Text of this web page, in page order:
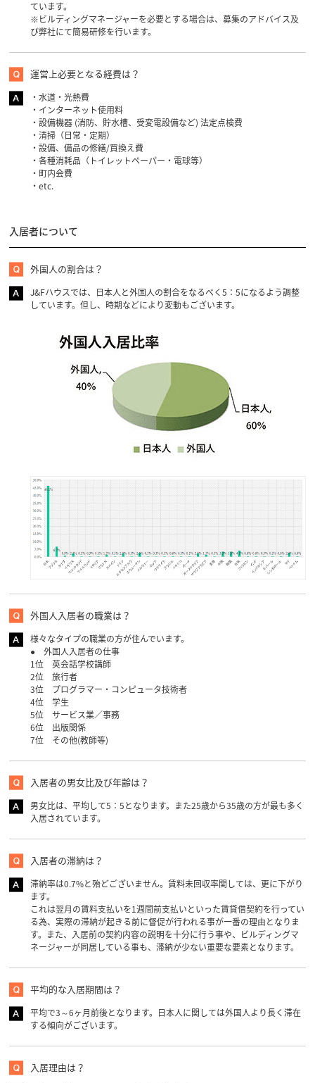
ています。
※ビルディングマネージャーを必要とする場合は、募集のアドバイス及
び弊社にて簡易研修を行います。
運営上必要となる経費は？
・水道・光熱費
・インターネット使用料
・設備機器 (消防、貯水槽、受変電設備など) 法定点検費
・清掃（日常・定期）
・設備、備品の修繕/買換え費
・各種消耗品（トイレットペーパー・電球等）
・町内会費
・etc.
入居者について
外国人の割合は？
J&Fハウスでは、日本人と外国人の割合をなるべく5：5になるよう調整
しています。但し、時期などにより変動もございます。
外国人入居者の職業は？
様々なタイプの職業の方が住んでいます。
● 外国人入居者の仕事
1位 英会話学校講師
2位 旅行者
3位 プログラマー・コンピュータ技術者
4位 学生
5位 サービス業／事務
6位 出版関係
7位 その他(教師等)
入居者の男女比及び年齢は？
男女比は、平均して5：5となります。また25歳から35歳の方が最も多く
入居されています。
入居者の滞納は？
滞納率は0.7%と殆どございません。賃料未回収率関しては、更に下がり
ます。
これは翌月の賃料支払いを1週間前支払いといった賃貸借契約を行ってい
る為、実際の滞納が起きる前に督促が行われる事が一番の理由となりま
す。また、入居前の契約内容の説明を十分に行う事や、ビルディングマ
ネージャーが同居している事も、滞納が少ない重要な要素となります。
平均的な入居期間は？
平均で3～6ヶ月前後となります。日本人に関しては外国人より長く滞在
する傾向がございます。
入居理由は？